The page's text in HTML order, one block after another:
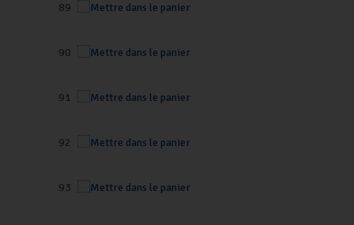
89
90
91
92
93